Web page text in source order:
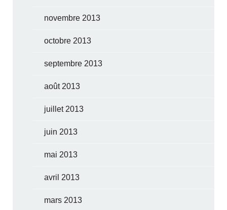
novembre 2013
octobre 2013
septembre 2013
août 2013
juillet 2013
juin 2013
mai 2013
avril 2013
mars 2013